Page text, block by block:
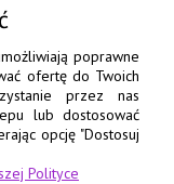
poprawne
ofertę do Twoich
przez nas
lub dostosować
opcję "Dostosuj
Polityce